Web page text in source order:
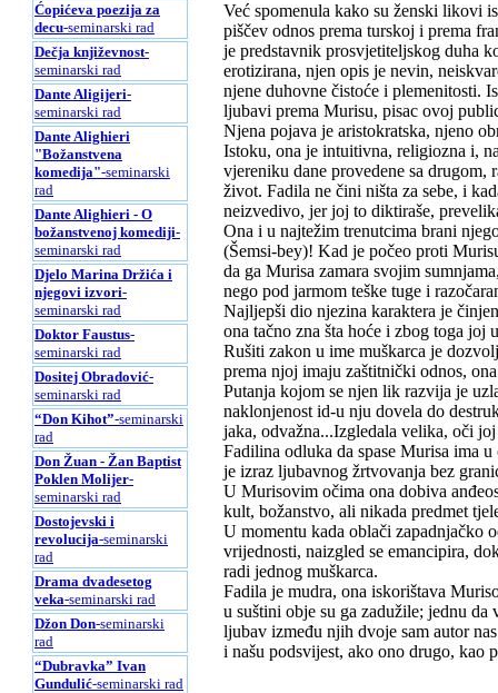
Ćopićeva poezija za
decu-seminarski rad
Dečja književnost-
seminarski rad
Dante Aligijeri-
seminarski rad
Dante Alighieri
"Božanstvena
komedija"-seminarski
rad
Dante Alighieri - O
božanstvenoj komediji-
seminarski rad
Djelo Marina Držića i
njegovi izvori-
seminarski rad
Doktor Faustus-
seminarski rad
Dositej Obradović-
seminarski rad
“Don Kihot”-seminarski
rad
Don Žuan - Žan Baptist
Poklen Molijer-
seminarski rad
Dostojevski i
revolucija-seminarski
rad
Drama dvadesetog
veka-seminarski rad
Džon Don-seminarski
rad
“Dubravka” Ivan
Gundulić-seminarski rad
Već spomenula kako su ženski likovi
piščev odnos prema turskoj i prema
je predstavnik prosvjetiteljskog duha
erotizirana, njen opis je nevin,
njene duhovne čistoće i plemenitosti.
ljubavi prema Murisu, pisac ovoj
Njena pojava je aristokratska, njeno
Istoku, ona je intuitivna, religiozna i,
vjereniku dane provedene sa drugom,
život. Fadila ne čini ništa za sebe, i
neizvedivo, jer joj to diktiraše,
Ona i u najtežim trenutcima brani
(Šemsi-bey)! Kad je počeo proti
da ga Murisa zamara svojim
nego pod jarmom teške tuge i
Najljepši dio njezina karaktera je
ona tačno zna šta hoće i zbog toga
Rušiti zakon u ime muškarca je
prema njoj imaju zaštitnički odnos,
Putanja kojom se njen lik razvija je
naklonjenost id-u nju dovela do
jaka, odvažna...Izgledala velika, oči
Fadilina odluka da spase Murisa ima
je izraz ljubavnog žrtvovanja bez
U Murisovim očima ona dobiva
kult, božanstvo, ali nikada predmet
U momentu kada oblači zapadnjačko
vrijednosti, naizgled se emancipira,
radi jednog muškarca.
Fadila je mudra, ona iskorištava
u suštini obje su ga zadužile; jednu
ljubav između njih dvoje sam autor
i našu podsvijest, ako ono drugo, kao